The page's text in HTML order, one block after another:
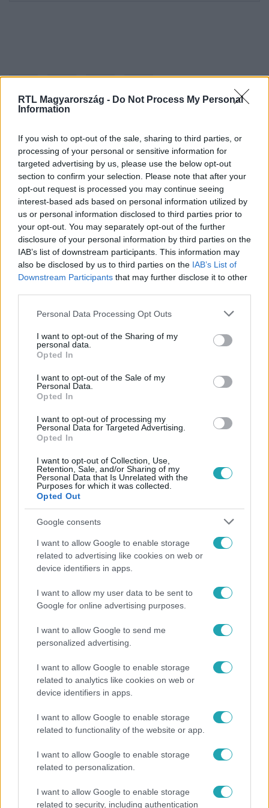
RTL Magyarország - Do Not Process My Personal
Information
If you wish to opt-out of the sale, sharing to third parties, or
processing of your personal or sensitive information for
targeted advertising by us, please use the below opt-out
section to confirm your selection. Please note that after your
opt-out request is processed you may continue seeing
interest-based ads based on personal information utilized by
us or personal information disclosed to third parties prior to
your opt-out. You may separately opt-out of the further
disclosure of your personal information by third parties on the
IAB’s list of downstream participants. This information may
also be disclosed by us to third parties on the IAB’s List of
Downstream Participants that may further disclose it to other
Please note that this website/app uses one or more Google
not limited to your visit or usage behaviour. You may click to
grant or deny consent to Google and its third-party tags to
use your data for below specified purposes in below Google
consent section.
Personal Data Processing Opt Outs
I want to opt-out of the Sharing of my
personal data.
Opted In
I want to opt-out of the Sale of my
Personal Data.
Opted In
I want to opt-out of processing my
Personal Data for Targeted Advertising.
Opted In
I want to opt-out of Collection, Use,
Retention, Sale, and/or Sharing of my
Personal Data that Is Unrelated with the
Purposes for which it was collected.
Opted Out
Google consents
I want to allow Google to enable storage
related to advertising like cookies on web or
device identifiers in apps.
I want to allow my user data to be sent to
Google for online advertising purposes.
I want to allow Google to send me
personalized advertising.
I want to allow Google to enable storage
related to analytics like cookies on web or
device identifiers in apps.
I want to allow Google to enable storage
related to functionality of the website or app.
I want to allow Google to enable storage
related to personalization.
I want to allow Google to enable storage
related to security, including authentication
Kövess minket, és értesülj a friss hírekről a
Facebookon is!
Követem
PARTIZÁN #
Népszerű
Reggeli
Öt gyereket neveltek fel közösen – szinte sosem
mutatja meg férjét Ungár Anikó
Nem hinnéd, melyik világsztárnak tulajdonítják a